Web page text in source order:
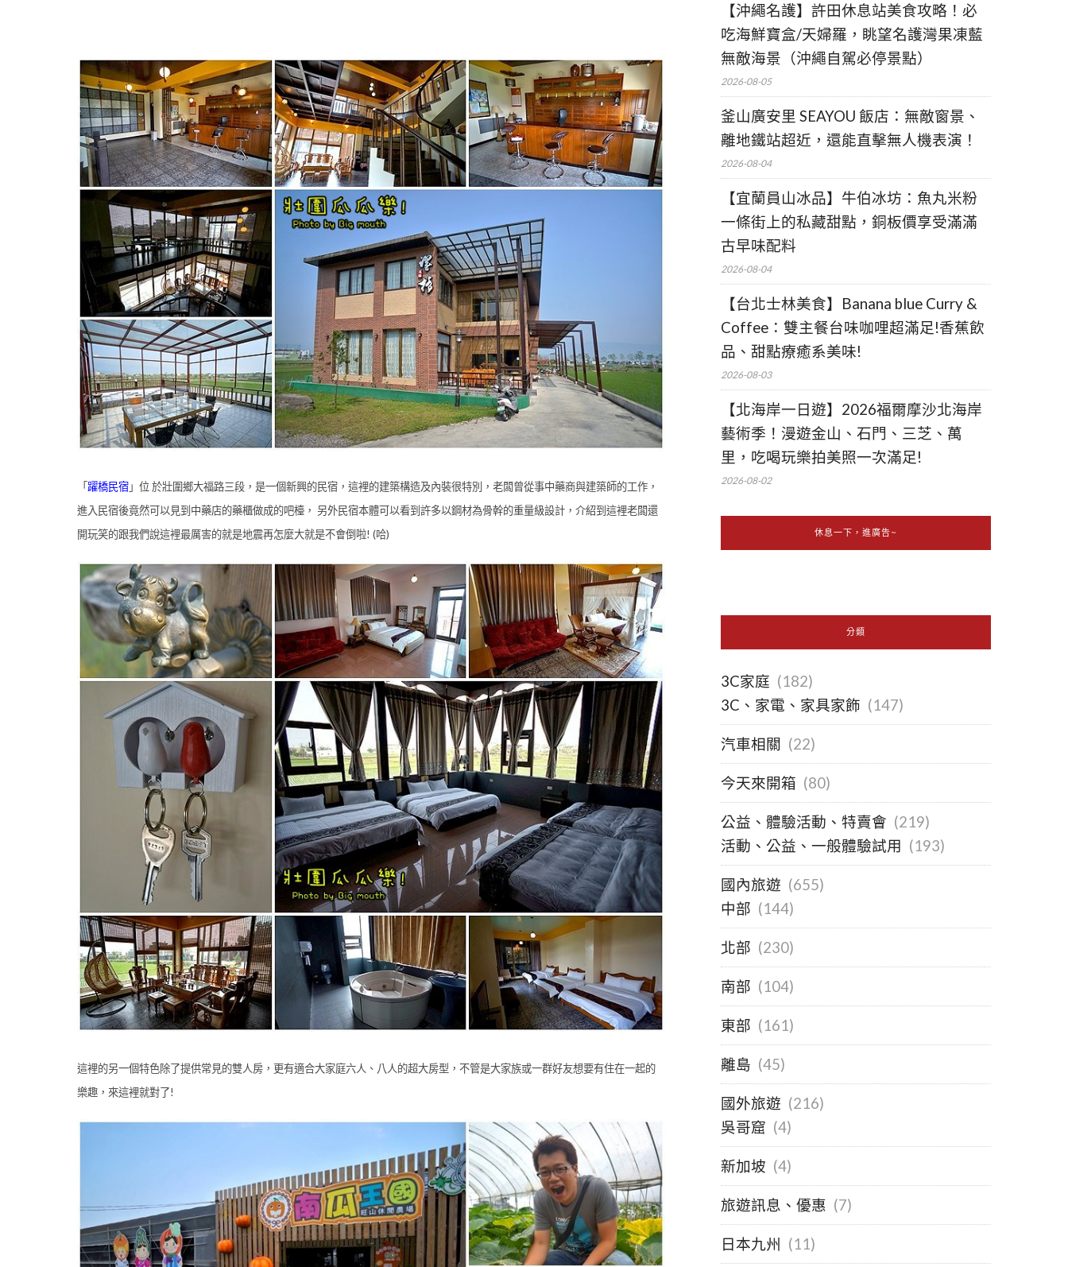
「 躍橋民宿」位 於壯圍鄉大福路三段，是一個新興的民宿，這裡的建築構造及內裝很特別，老闆曾從事中藥商與建築師的工作，
進入民宿後竟然可以見到中藥店的藥櫃做成的吧檯， 另外民宿本體可以看到許多以鋼材為骨幹的重量級設計，介紹到這裡老闆還
開玩笑的跟我們說這裡最厲害的就是地震再怎麼大就是不會倒啦! (哈)
這裡的另一個特色除了提供常見的雙人房，更有適合大家庭六人、八人的超大房型，不管是大家族或一群好友想要有住在一起的
樂趣，來這裡就對了!
【沖繩名護】許田休息站美食攻略！必
吃海鮮寶盒/天婦羅，眺望名護灣果凍藍
無敵海景（沖繩自駕必停景點）
2026-08-05
釜山廣安里 SEAYOU 飯店：無敵窗景、
離地鐵站超近，還能直擊無人機表演！
2026-08-04
【宜蘭員山冰品】牛伯冰坊：魚丸米粉
一條街上的私藏甜點，銅板價享受滿滿
古早味配料
2026-08-04
【台北士林美食】Banana blue Curry &
Coffee：雙主餐台味咖哩超滿足!香蕉飲
品、甜點療癒系美味!
2026-08-03
【北海岸一日遊】2026福爾摩沙北海岸
藝術季！漫遊金山、石門、三芝、萬
里，吃喝玩樂拍美照一次滿足!
2026-08-02
休息一下，進廣告~
分類
3C家庭 (182)
3C、家電、家具家飾 (147)
汽車相關 (22)
今天來開箱 (80)
公益、體驗活動、特賣會 (219)
活動、公益、一般體驗試用 (193)
國內旅遊 (655)
中部 (144)
北部 (230)
南部 (104)
東部 (161)
離島 (45)
國外旅遊 (216)
吳哥窟 (4)
新加坡 (4)
旅遊訊息、優惠 (7)
日本九州 (11)